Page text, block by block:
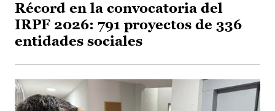
Récord en la convocatoria del
IRPF 2026: 791 proyectos de 336
entidades sociales